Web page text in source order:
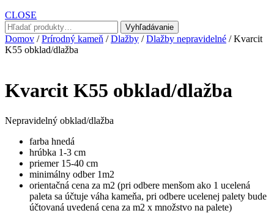
CLOSE
Hľadať:
Vyhľadávanie
Domov /Prírodný kameň /Dlažby /Dlažby nepravidelné / Kvarcit
K55 obklad/dlažba
Kvarcit K55 obklad/dlažba
Nepravidelný obklad/dlažba
farba hnedá
hrúbka 1-3 cm
priemer 15-40 cm
minimálny odber 1m2
orientačná cena za m2 (pri odbere menšom ako 1 ucelená
paleta sa účtuje váha kameňa, pri odbere ucelenej palety bude
účtovaná uvedená cena za m2 x množstvo na palete)